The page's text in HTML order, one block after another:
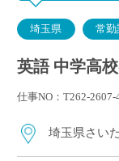
埼玉県 常勤
英語 中学高
仕事NO：T262-2607-
埼玉県さい